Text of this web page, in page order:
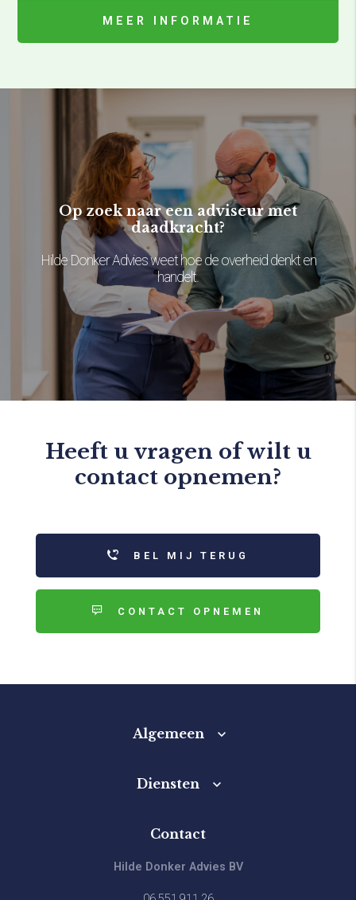
MEER INFORMATIE
Op zoek naar een adviseur met
daadkracht?
Hilde Donker Advies weet hoe de overheid denkt en
handelt.
Heeft u vragen of wilt u
contact opnemen?
BEL MIJ TERUG
CONTACT OPNEMEN
Algemeen
Diensten
Contact
Hilde Donker Advies BV